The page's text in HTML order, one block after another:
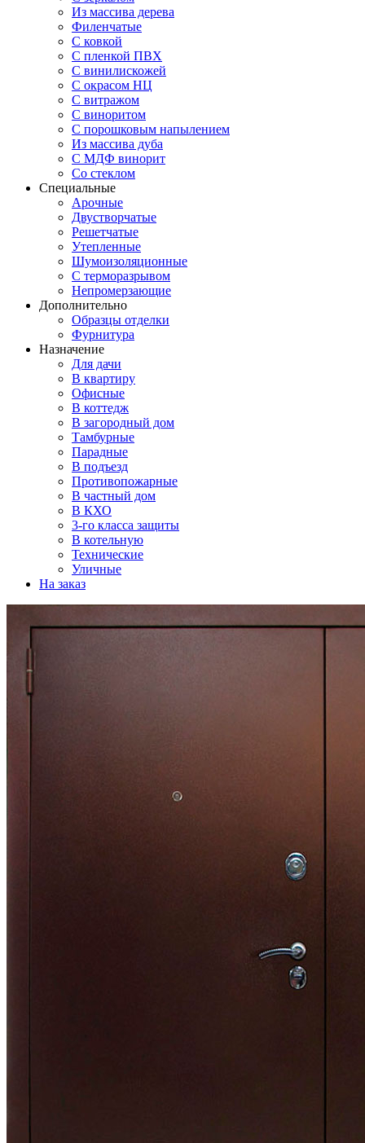
Из массива дерева
Филенчатые
С ковкой
С пленкой ПВХ
С винилискожей
С окрасом НЦ
С витражом
С виноритом
С порошковым напылением
Из массива дуба
С МДФ винорит
Со стеклом
Специальные
Арочные
Двустворчатые
Решетчатые
Утепленные
Шумоизоляционные
С терморазрывом
Непромерзающие
Дополнительно
Образцы отделки
Фурнитура
Назначение
Для дачи
В квартиру
Офисные
В коттедж
В загородный дом
Тамбурные
Парадные
В подъезд
Противопожарные
В частный дом
В КХО
3-го класса защиты
В котельную
Технические
Уличные
На заказ